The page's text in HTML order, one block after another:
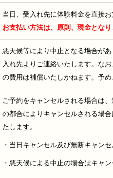
当日、受入れ先に体験料金を直接お
お支払い方法は、原則、現金となり
悪天候等により中止となる場合が
入れ先よりご連絡いたします。な
の費用は補償いたしかねます。予め
ご予約をキャンセルされる場合は
の都合によりキャンセルされる場
たします。
・当日キャンセル及び無断キャン
・悪天候による中止の場合はキャ